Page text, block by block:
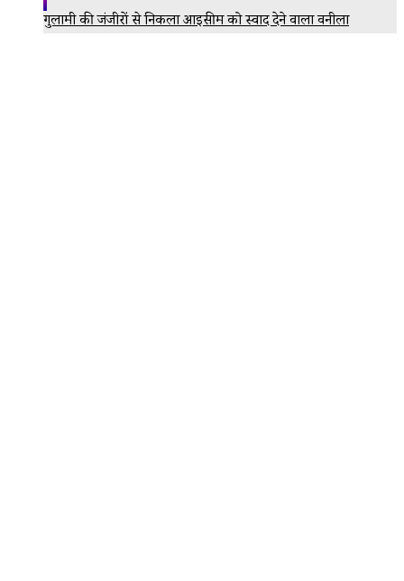
गुलामी की जंजीरों से निकला आइसक्रीम को स्वाद देने वाला वनीला